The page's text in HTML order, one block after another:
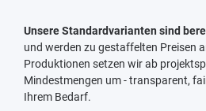
Unsere Standardvarianten sind
und werden zu gestaffelten Preisen
Produktionen setzen wir ab
Mindestmengen um - transparent,
Ihrem Bedarf.